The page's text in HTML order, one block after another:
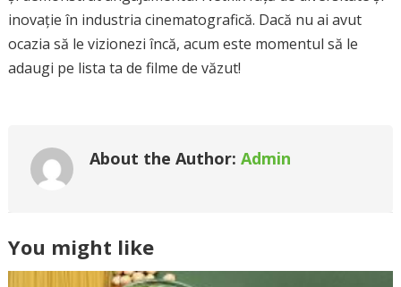
inovație în industria cinematografică. Dacă nu ai avut
ocazia să le vizionezi încă, acum este momentul să le
adaugi pe lista ta de filme de văzut!
About the Author: Admin
You might like